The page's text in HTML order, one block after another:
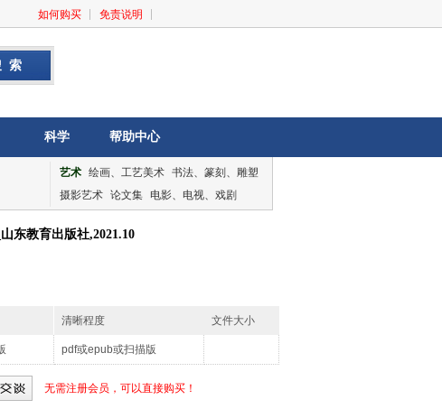
如何购买 免责说明
科学 帮助中心
艺术 绘画、工艺美术 书法、篆刻、雕塑
摄影艺术 论文集
电影、电视、戏剧
东教育出版社,2021.10
清晰程度 文件大小
pdf或epub或扫描版
无需注册会员，可以直接购买！